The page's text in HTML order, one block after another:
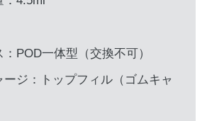
POD一体型（交換不可）
ージ：トップフィル（ゴムキャ